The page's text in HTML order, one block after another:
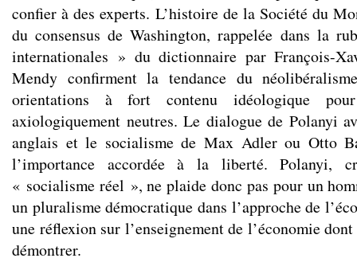
confier à des experts. L’histoire de la Société du
du consensus de Washington, rappelée dans la
internationales » du dictionnaire par François-
Mendy confirment la tendance du
orientations à fort contenu idéologique
axiologiquement neutres. Le dialogue de Polanyi
anglais et le socialisme de Max Adler ou Otto
l’importance accordée à la liberté. Polanyi,
« socialisme réel », ne plaide donc pas pour un
un pluralisme démocratique dans l’approche de
une réflexion sur l’enseignement de l’économie
démontrer.